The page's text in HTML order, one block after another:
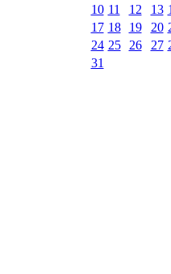
10 11 12 13
17 18 19 20
24 25 26 27
31